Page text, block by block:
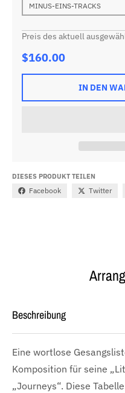
MINUS-EINS-TRACKS
Preis des aktuell
$160.00
IN DEN
DIESES PRODUKT TEILEN
Facebook Twitter
Beschreibung
Eine wortlose
Komposition für seine
„Journeys“. Diese